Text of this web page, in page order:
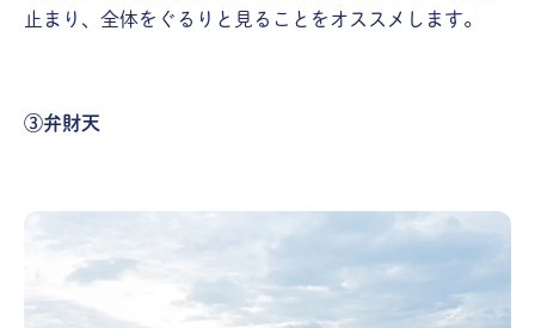
止まり、全体をぐるりと見ることをオススメします。
③弁財天